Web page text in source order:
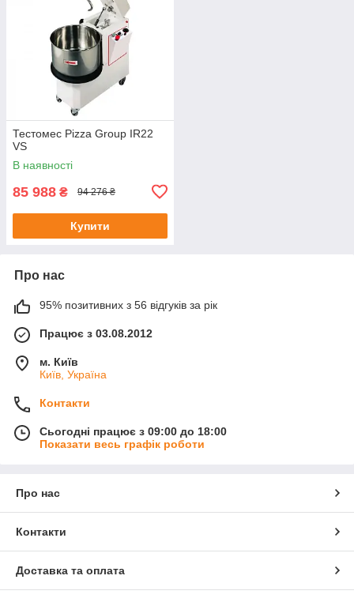
Тестомес Pizza Group IR22
VS
В наявності
85 988 ₴ 94 276 ₴
Купити
Про нас
95% позитивних з 56 відгуків за рік
Працює з 03.08.2012
м. Київ
Київ, Україна
Контакти
Сьогодні працює з 09:00 до 18:00
Показати весь графік роботи
Про нас
Контакти
Доставка та оплата